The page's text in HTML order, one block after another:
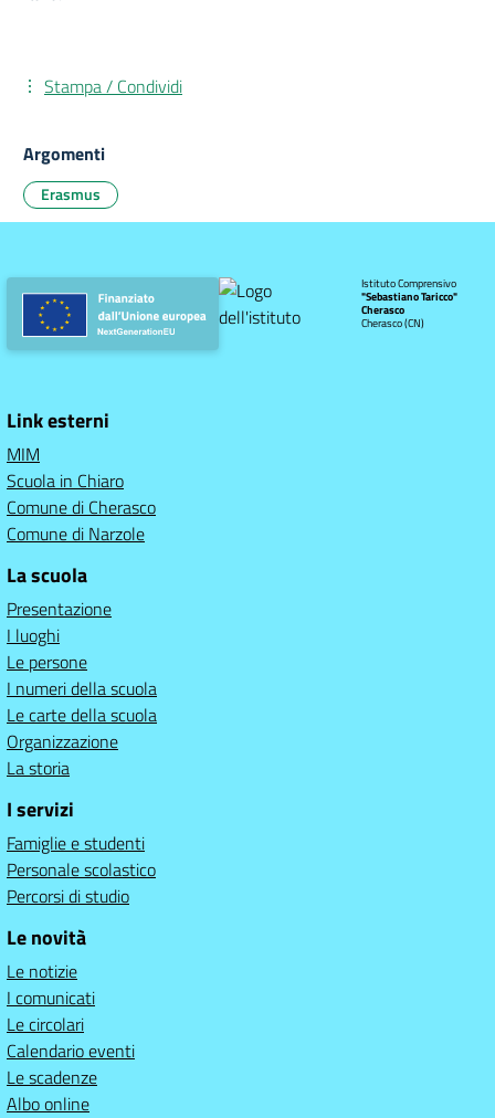
Stampa / Condividi
Argomenti
Erasmus
Istituto Comprensivo
"Sebastiano Taricco"
Cherasco
Cherasco (CN)
Link esterni
MIM
Scuola in Chiaro
Comune di Cherasco
Comune di Narzole
La scuola
Presentazione
I luoghi
Le persone
I numeri della scuola
Le carte della scuola
Organizzazione
La storia
I servizi
Famiglie e studenti
Personale scolastico
Percorsi di studio
Le novità
Le notizie
I comunicati
Le circolari
Calendario eventi
Le scadenze
Albo online